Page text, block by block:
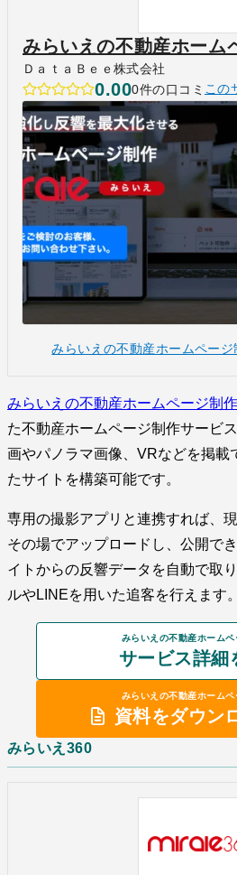
みらいえの不動産ホーム
ＤａｔａＢｅｅ株式会社
0.000件の口コミ この
みらいえの不動産ホームペー
みらいえの不動産ホームページ制作
た不動産ホームページ制作サービ
画やパノラマ画像、VRなどを掲載
たサイトを構築可能です。
専用の撮影アプリと連携すれば、
その場でアップロードし、公開で
イトからの反響データを自動で取
ルやLINEを用いた追客を行えます。
みらいえの不動産ホーム
サービス詳細
みらいえの不動産ホーム
資料をダウン
みらいえ360